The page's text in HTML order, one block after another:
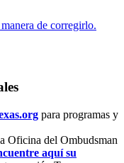
de corregirlo.
para programas y
Oficina del Ombudsman
aquí su